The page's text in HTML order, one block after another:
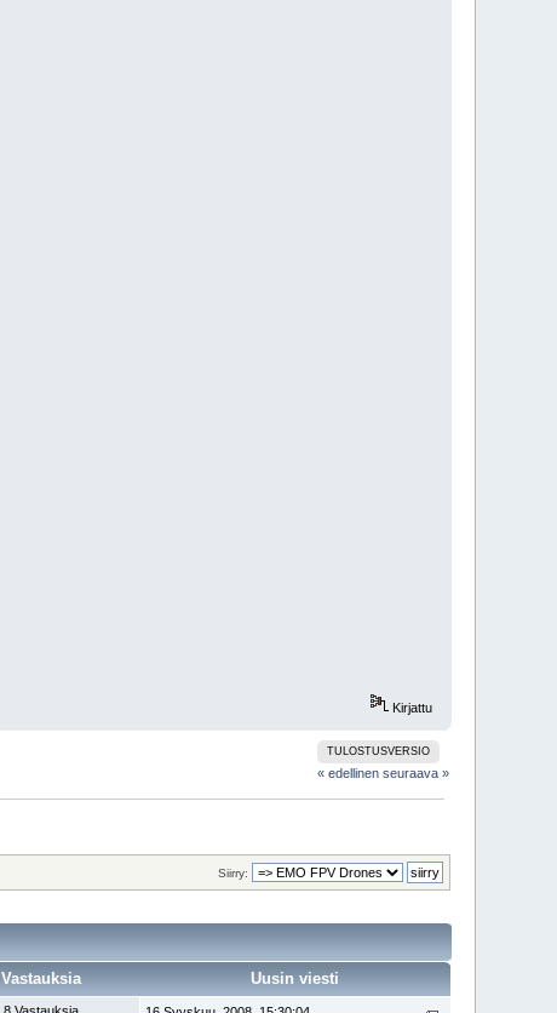
Kirjattu
TULOSTUSVERSIO
« edellinen seuraava »
Siirry:
Vastauksia Uusin viesti